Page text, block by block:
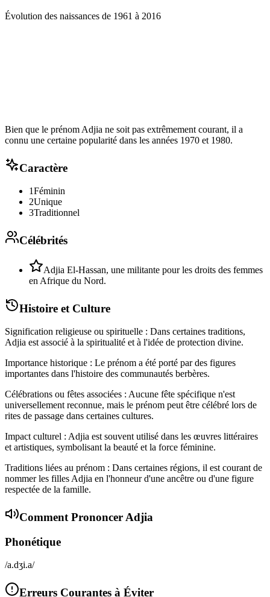
Évolution des naissances de 1961 à 2016
Bien que le prénom Adjia ne soit pas extrêmement courant, il a
connu une certaine popularité dans les années 1970 et 1980.
Caractère
1Féminin
2Unique
3Traditionnel
Célébrités
Adjia El-Hassan, une militante pour les droits des femmes
en Afrique du Nord.
Histoire et Culture
Signification religieuse ou spirituelle : Dans certaines traditions,
Adjia est associé à la spiritualité et à l'idée de protection divine.
Importance historique : Le prénom a été porté par des figures
importantes dans l'histoire des communautés berbères.
Célébrations ou fêtes associées : Aucune fête spécifique n'est
universellement reconnue, mais le prénom peut être célébré lors de
rites de passage dans certaines cultures.
Impact culturel : Adjia est souvent utilisé dans les œuvres littéraires
et artistiques, symbolisant la beauté et la force féminine.
Traditions liées au prénom : Dans certaines régions, il est courant de
nommer les filles Adjia en l'honneur d'une ancêtre ou d'une figure
respectée de la famille.
Comment Prononcer Adjia
Phonétique
/a.dʒi.a/
Erreurs Courantes à Éviter